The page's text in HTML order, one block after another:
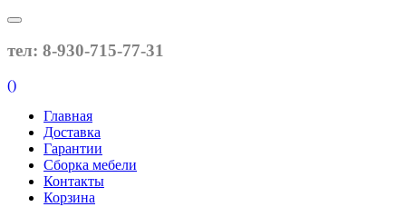
тел: 8-930-715-77-31
()
Главная
Доставка
Гарантии
Сборка мебели
Контакты
Корзина